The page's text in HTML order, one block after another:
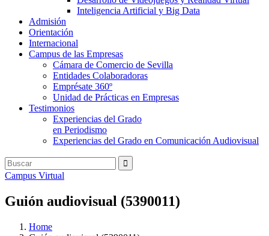
Inteligencia Artificial y Big Data
Admisión
Orientación
Internacional
Campus de las Empresas
Cámara de Comercio de Sevilla
Entidades Colaboradoras
Emprésate 360º
Unidad de Prácticas en Empresas
Testimonios
Experiencias del Grado
en Periodismo
Experiencias del Grado en Comunicación Audiovisual
Campus Virtual
Guión audiovisual (5390011)
Home